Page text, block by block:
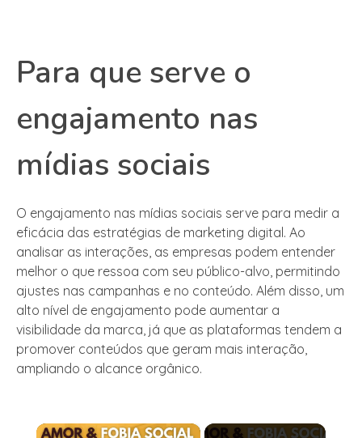
Para que serve o
engajamento nas
mídias sociais
O engajamento nas mídias sociais serve para medir a
eficácia das estratégias de marketing digital. Ao
analisar as interações, as empresas podem entender
melhor o que ressoa com seu público-alvo, permitindo
ajustes nas campanhas e no conteúdo. Além disso, um
alto nível de engajamento pode aumentar a
visibilidade da marca, já que as plataformas tendem a
promover conteúdos que geram mais interação,
ampliando o alcance orgânico.
×